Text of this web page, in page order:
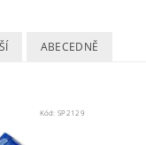
ABECEDNĚ
Kód:SP2129